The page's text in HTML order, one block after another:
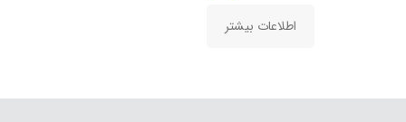
اطلاعات بیشتر